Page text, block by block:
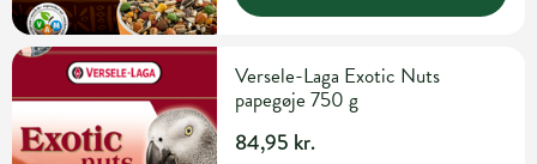
Versele-Laga Exotic Nuts
papegøje 750 g
84,95 kr.